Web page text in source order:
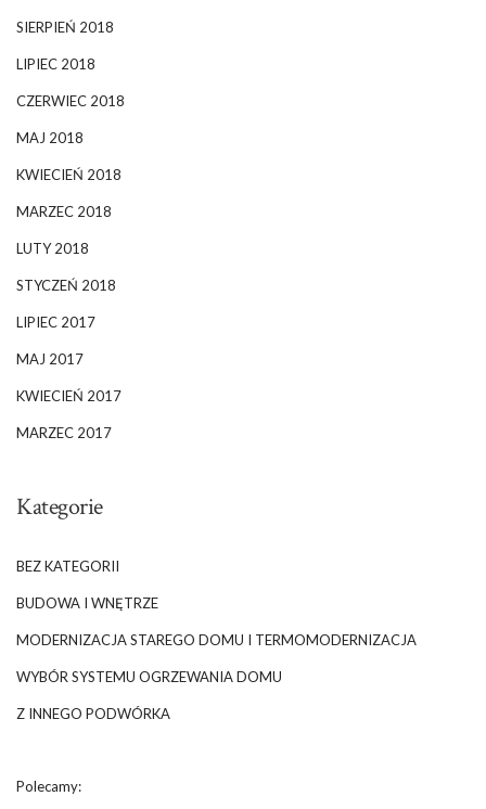
SIERPIEŃ 2018
LIPIEC 2018
CZERWIEC 2018
MAJ 2018
KWIECIEŃ 2018
MARZEC 2018
LUTY 2018
STYCZEŃ 2018
LIPIEC 2017
MAJ 2017
KWIECIEŃ 2017
MARZEC 2017
Kategorie
BEZ KATEGORII
BUDOWA I WNĘTRZE
MODERNIZACJA STAREGO DOMU I TERMOMODERNIZACJA
WYBÓR SYSTEMU OGRZEWANIA DOMU
Z INNEGO PODWÓRKA
Polecamy: